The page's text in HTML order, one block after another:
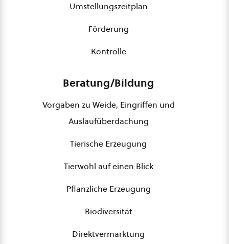
Umstellungszeitplan
Förderung
Kontrolle
Beratung/Bildung
Vorgaben zu Weide, Eingriffen und
Auslaufüberdachung
Tierische Erzeugung
Tierwohl auf einen Blick
Pflanzliche Erzeugung
Biodiversität
Direktvermarktung